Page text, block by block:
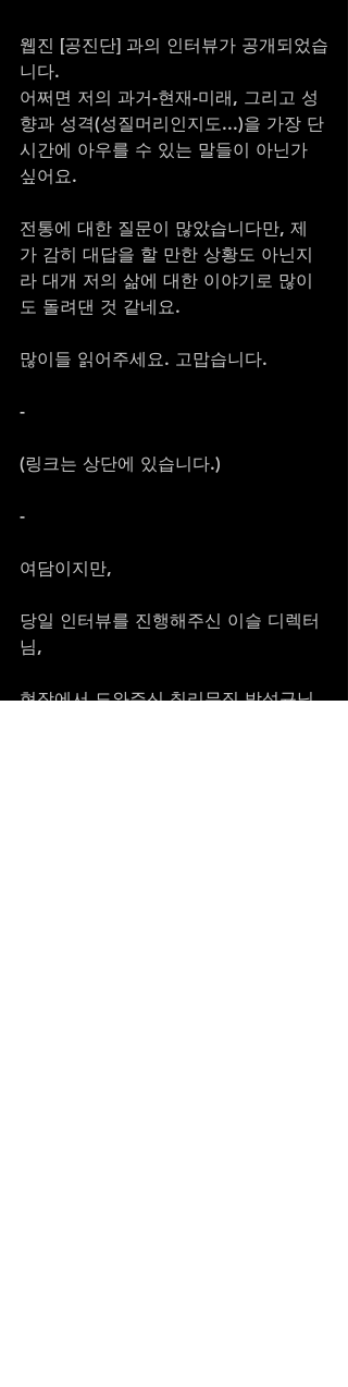
웹진 [공진단] 과의 인터뷰가 공개되었습
니다.
어쩌면 저의 과거-현재-미래, 그리고 성
향과 성격(성질머리인지도...)을 가장 단
시간에 아우를 수 있는 말들이 아닌가
싶어요.
전통에 대한 질문이 많았습니다만, 제
가 감히 대답을 할 만한 상황도 아닌지
라 대개 저의 삶에 대한 이야기로 많이
도 돌려댄 것 같네요.
많이들 읽어주세요. 고맙습니다.
-
(링크는 상단에 있습니다.)
-
여담이지만,
당일 인터뷰를 진행해주신 이슬 디렉터
님,
현장에서 도와주신 칠리뮤직 박성규님,